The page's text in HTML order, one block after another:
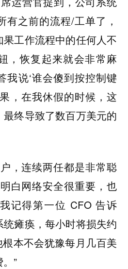
有之前的流程/工单了，
工作流程中的任何人不
，恢复起来就会非常麻
我说‘谁会傻到按控制键
，在我休假的时候，这
终导致了数百万美元的
，连续两任都是非常聪
白网络安全很重要，也
记得第一位 CFO 告诉
瘫痪，每小时将损失约
本不会犹豫每月几百美
”